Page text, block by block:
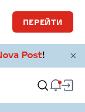
ПЕРЕЙТИ